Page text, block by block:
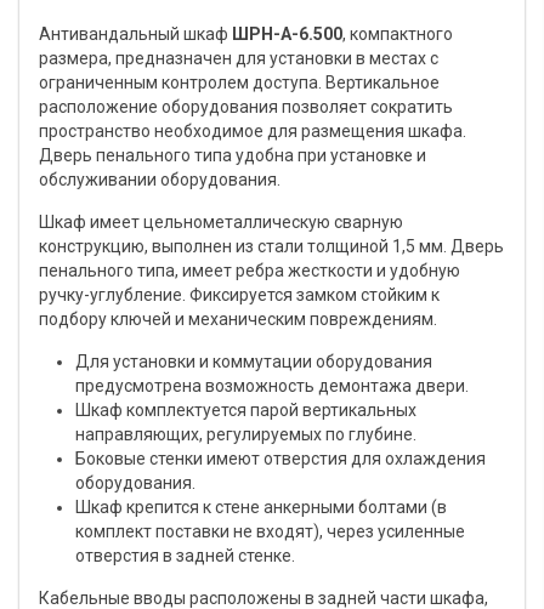
Антивандальный шкаф ШРН-А-6.500, компактного
размера, предназначен для установки в местах с
ограниченным контролем доступа. Вертикальное
расположение оборудования позволяет сократить
пространство необходимое для размещения шкафа.
Дверь пенального типа удобна при установке и
обслуживании оборудования.
Шкаф имеет цельнометаллическую сварную
конструкцию, выполнен из стали толщиной 1,5 мм. Дверь
пенального типа, имеет ребра жесткости и удобную
ручку-углубление. Фиксируется замком стойким к
подбору ключей и механическим повреждениям.
Для установки и коммутации оборудования
предусмотрена возможность демонтажа двери.
Шкаф комплектуется парой вертикальных
направляющих, регулируемых по глубине.
Боковые стенки имеют отверстия для охлаждения
оборудования.
Шкаф крепится к стене анкерными болтами (в
комплект поставки не входят), через усиленные
отверстия в задней стенке.
Кабельные вводы расположены в задней части шкафа,